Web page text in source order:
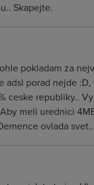
Skapejte.
pokladam za
porad nejde
republiky..
meli urednici
ovlada